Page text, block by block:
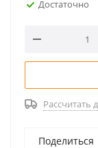
Достаточно
Рассчитать
Поделиться